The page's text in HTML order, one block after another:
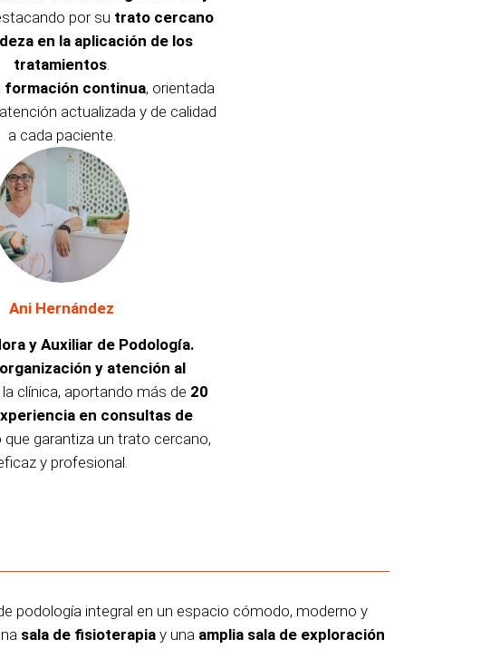
por su trato cercano
en la aplicación de los
tratamientos.
formación continua, orientada
actualizada y de calidad
a cada paciente.
Ani Hernández
y Auxiliar de Podología.
organización y atención al
clínica, aportando más de 20
en consultas de
que garantiza un trato cercano,
y profesional.
podología integral en un espacio cómodo, moderno y
sala de fisioterapia y una amplia sala de exploración